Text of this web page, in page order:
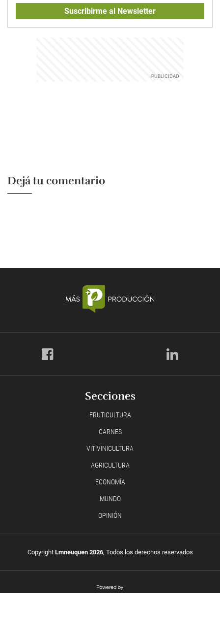
Suscribirme al Newsletter
Dejá tu comentario
Secciones
FRUTICULTURA
CARNES
VITIVINICULTURA
AGRICULTURA
ECONOMÍA
MUNDO
OPINIÓN
Copyright Lmneuquen 2026, Todos los derechos reservados